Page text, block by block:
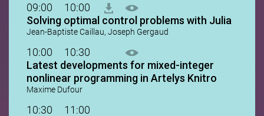
09:00
10:00
Solving optimal control problems with Julia
Jean-Baptiste Caillau, Joseph Gergaud
10:00
10:30
Latest developments for mixed-integer
nonlinear programming in Artelys Knitro
Maxime Dufour
10:30
11:00